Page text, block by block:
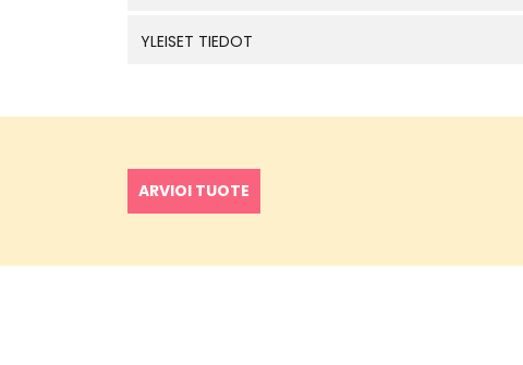
YLEISET TIEDOT
ARVIOI TUOTE